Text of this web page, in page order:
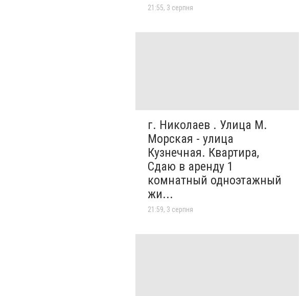
21:55, 3 серпня
г. Николаев . Улица М.
Морская - улица
Кузнечная. Квартира,
Сдаю в аренду 1
комнатный одноэтажный
жи...
21:59, 3 серпня